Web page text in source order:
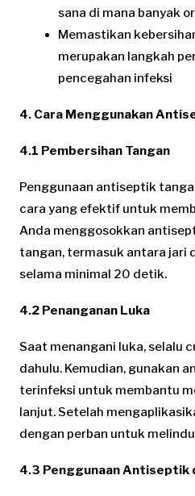
sana di mana banyak
Memastikan
merupakan langkah
pencegahan infeksi
4. Cara Menggunakan
4.1 Pembersihan Tangan
Penggunaan antiseptik
cara yang efektif untuk
Anda menggosokkan
tangan, termasuk antara jari
selama minimal 20 detik.
4.2 Penanganan Luka
Saat menangani luka, selalu
dahulu. Kemudian, gunakan
terinfeksi untuk membantu
lanjut. Setelah
dengan perban untuk
4.3 Penggunaan Antiseptik